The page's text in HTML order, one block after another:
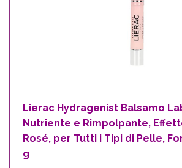
Lierac Hydragenist Balsamo
Nutriente e Rimpolpante,
Rosé, per Tutti i Tipi di Pelle,
g